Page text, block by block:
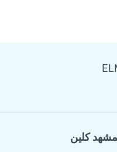
كلين